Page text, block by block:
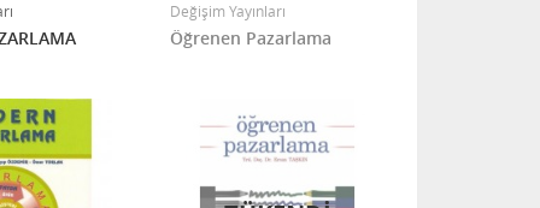
Değişim Yayınları
Öğrenen Pazarlama